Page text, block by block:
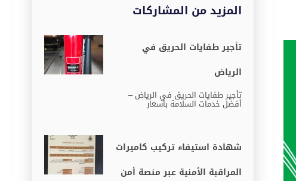
المزيد من المشاركات
تأجير طفايات الحريق في
الرياض
تأجير طفايات الحريق في الرياض –
أفضل خدمات السلامة بأسعار
شهادة استيفاء تركيب كاميرات
المراقبة الأمنية عبر منصة أمن